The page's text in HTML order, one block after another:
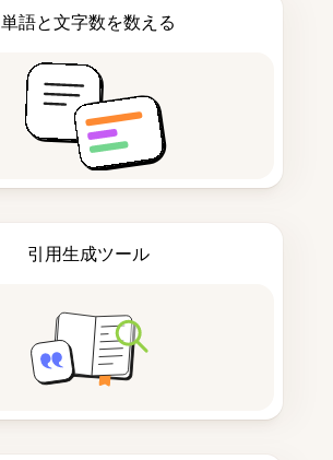
単語と文字数を数える
引用生成ツール